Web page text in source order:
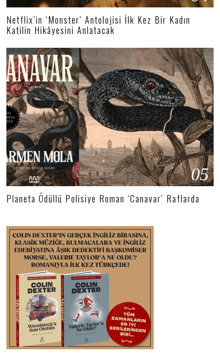
Netflix’in ‘Monster’ Antolojisi İlk Kez Bir Kadın
Katilin Hikâyesini Anlatacak
05
Planeta Ödüllü Polisiye Roman ‘Canavar’ Raflarda